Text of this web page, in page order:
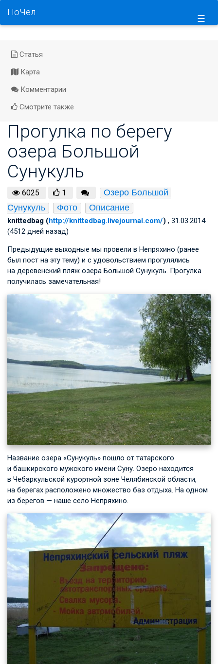
☰
ПоЧел
Статья
Карта
Комментарии
Смотрите также
Прогулка по берегу
озера Большой
Сунукуль
6025 1
Озеро Большой
Сунукуль
Фото Описание
knittedbag (http://knittedbag.livejournal.com/) , 31.03.2014
(4512 дней назад)
Предыдущие выходные мы провели в Непряхино (ранее
был пост на эту тему) и с удовольствием прогулялись
на деревенский пляж озера Большой Сунукуль. Прогулка
получилась замечательная!
Название озера «Сунукуль» пошло от татарского
и башкирского мужского имени Суну. Озеро находится
в Чебаркульской курортной зоне Челябинской области,
на берегах расположено множество баз отдыха. На одном
из берегов — наше село Непряхино.